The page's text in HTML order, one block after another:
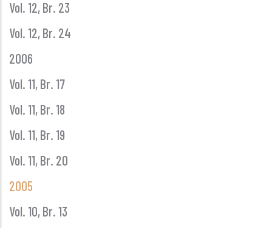
Vol. 12, Br. 23
Vol. 12, Br. 24
2006
Vol. 11, Br. 17
Vol. 11, Br. 18
Vol. 11, Br. 19
Vol. 11, Br. 20
2005
Vol. 10, Br. 13